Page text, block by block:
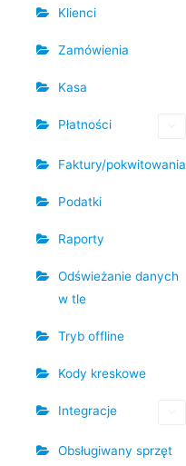
Klienci
Zamówienia
Kasa
Płatności
Faktury/pokwitowania
Podatki
Raporty
Odświeżanie danych
w tle
Tryb offline
Kody kreskowe
Integracje
Obsługiwany sprzęt